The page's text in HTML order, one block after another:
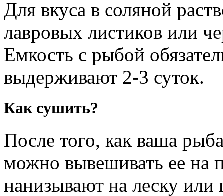
Для вкуса в соляной
лавровых листиков или
Емкость с рыбой
выдерживают 2-3 суток.
Как сушить?
После того, как ваша
можно вывешивать ее
нанизывают на леску или